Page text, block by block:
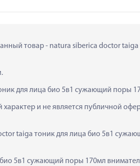
товар - natura siberica doctor
для лица био 5в1 сужающий поры
и не является публичной
taiga тоник для лица био 5в1
5в1 сужающий поры 170мл